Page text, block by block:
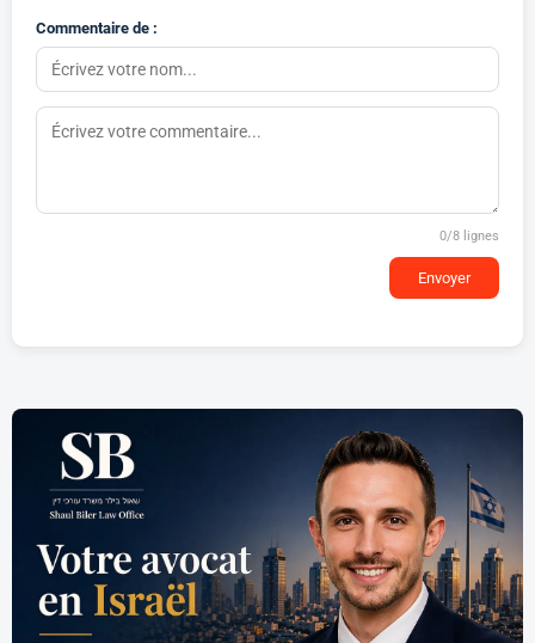
Commentaire de :
0/8 lignes
Envoyer